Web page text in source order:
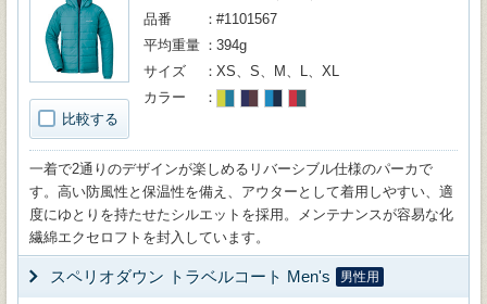
比較する
品番
#1101567
平均重量
394g
サイズ
XS、S、M、L、XL
カラー
一着で2通りのデザインが楽しめるリバーシブル仕様のパーカで
す。高い防風性と保温性を備え、アウターとして着用しやすい、適
度にゆとりを持たせたシルエットを採用。メンテナンスが容易な化
繊綿エクセロフトを封入しています。
スペリオダウン トラベルコート Men's 男性用